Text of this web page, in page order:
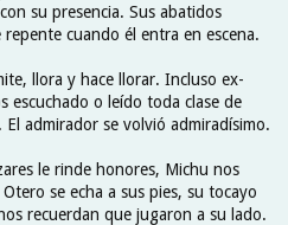
su presencia. Sus abatidos
cuando él entra en escena.
llora y hace llorar. Incluso ex-
escuchado o leído toda clase de
admirador se volvió admiradísimo.
le rinde honores, Michu nos
se echa a sus pies, su tocayo
recuerdan que jugaron a su lado.